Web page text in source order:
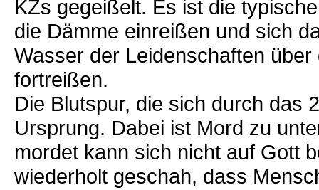
KZs gegeißelt. Es ist die
die Dämme einreißen und sich
Wasser der Leidenschaften
fortreißen.
Die Blutspur, die sich durch das
Ursprung. Dabei ist Mord zu
mordet kann sich nicht auf Gott
wiederholt geschah, dass